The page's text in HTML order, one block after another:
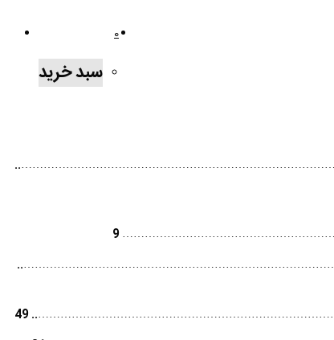
0
سبد خرید
9
49